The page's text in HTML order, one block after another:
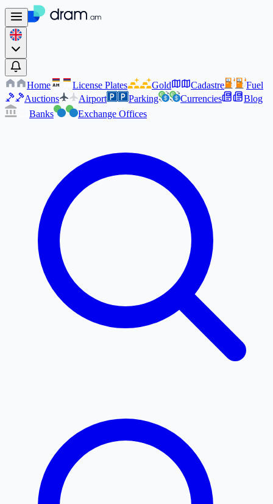
Home AM License Plates Gold Cadastre
Fuel
Auctions
Airport Parking Currencies
Blog
Banks
Exchange Offices